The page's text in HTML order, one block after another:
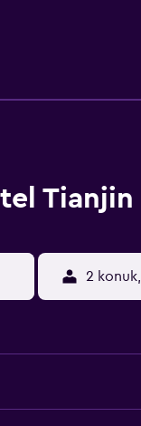
Yingkoudao,
servis aracı
Tianjin
2